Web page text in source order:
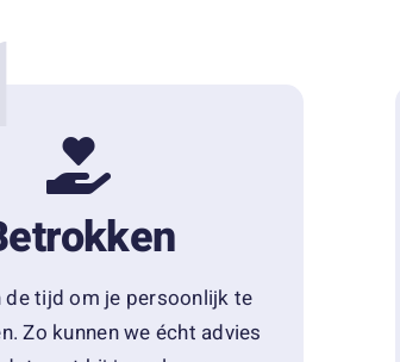
de tijd om je persoonlijk te
Zo kunnen we écht advies